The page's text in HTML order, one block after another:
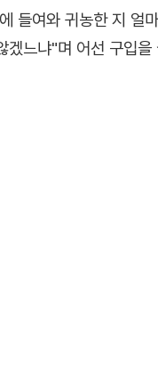
들여와 귀농한 지 얼
느냐"며 어선 구입